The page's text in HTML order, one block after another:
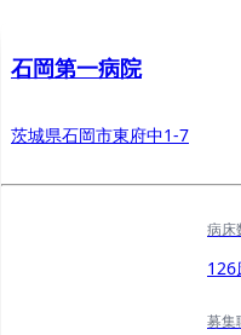
石岡第一病院
茨城県石岡市東府中1-7
病床
126
募集